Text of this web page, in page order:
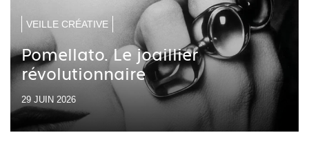
VEILLE CRÉATIVE
Pomellato. Le joaillier
révolutionnaire
29 JUIN 2026